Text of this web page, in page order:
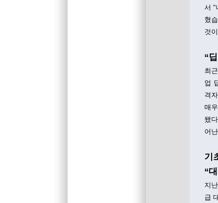
서 "
혔
것
“
최
업
격
매
됐
어
기
“
지
급